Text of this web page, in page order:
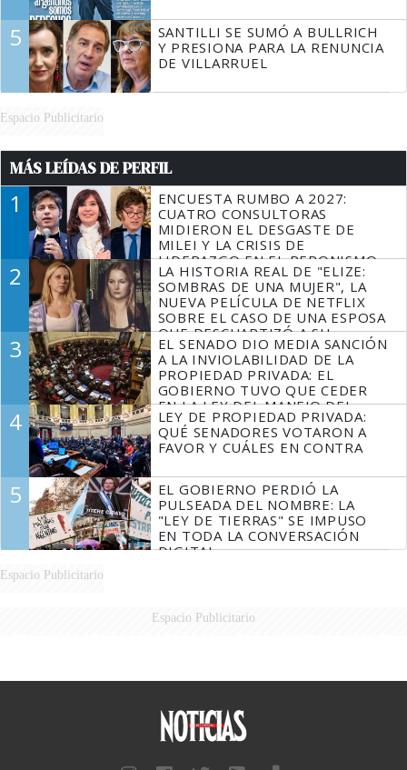
5
SANTILLI SE SUMÓ A BULLRICH
Y PRESIONA PARA LA RENUNCIA
DE VILLARRUEL
Espacio Publicitario
MÁS LEÍDAS DE PERFIL
1
ENCUESTA RUMBO A 2027:
CUATRO CONSULTORAS
MIDIERON EL DESGASTE DE
MILEI Y LA CRISIS DE
LIDERAZGO EN EL PERONISMO
2
LA HISTORIA REAL DE "ELIZE:
SOMBRAS DE UNA MUJER", LA
NUEVA PELÍCULA DE NETFLIX
SOBRE EL CASO DE UNA ESPOSA
QUE DESCUARTIZÓ A SU
MARIDO
3
EL SENADO DIO MEDIA SANCIÓN
A LA INVIOLABILIDAD DE LA
PROPIEDAD PRIVADA: EL
GOBIERNO TUVO QUE CEDER
EN LA LEY DEL MANEJO DEL
FUEGO
4
LEY DE PROPIEDAD PRIVADA:
QUÉ SENADORES VOTARON A
FAVOR Y CUÁLES EN CONTRA
5
EL GOBIERNO PERDIÓ LA
PULSEADA DEL NOMBRE: LA
"LEY DE TIERRAS" SE IMPUSO
EN TODA LA CONVERSACIÓN
DIGITAL
Espacio Publicitario
Espacio Publicitario